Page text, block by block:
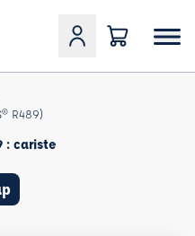
R489)
: cariste